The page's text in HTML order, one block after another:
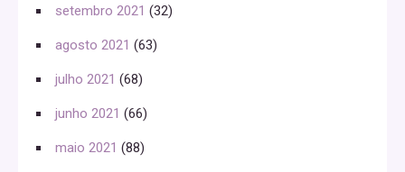
setembro 2021 (32)
agosto 2021 (63)
julho 2021 (68)
junho 2021 (66)
maio 2021 (88)